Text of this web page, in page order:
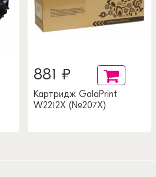
881 ₽
Картридж GalaPrint
W2212X (№207X)